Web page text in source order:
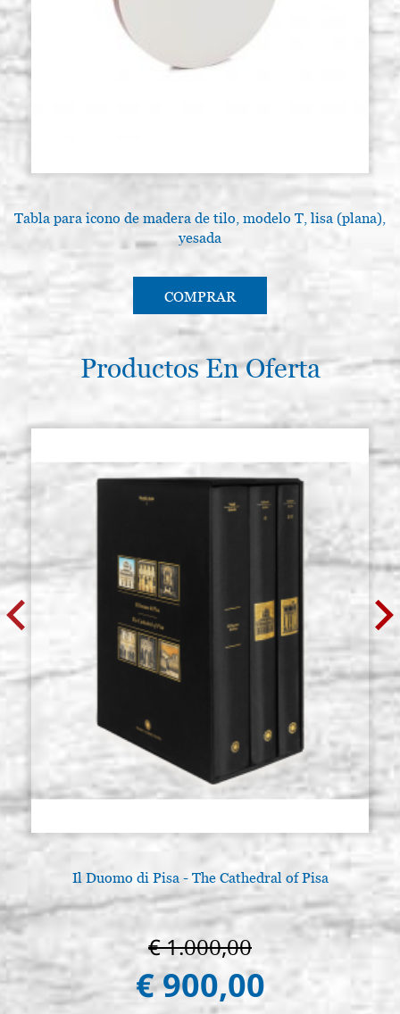
Tabla para icono de madera de tilo, modelo T, lisa (plana),
yesada
COMPRAR
Productos En Oferta
Il Duomo di Pisa - The Cathedral of Pisa
€ 1.000,00
€ 900,00